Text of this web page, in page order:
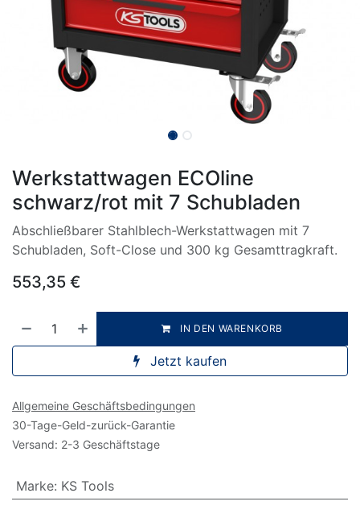
Werkstattwagen ECOline
schwarz/rot mit 7 Schubladen
Abschließbarer Stahlblech-Werkstattwagen mit 7
Schubladen, Soft-Close und 300 kg Gesamttragkraft.
553,35 €
IN DEN WARENKORB
Jetzt kaufen
Allgemeine Geschäftsbedingungen
30-Tage-Geld-zurück-Garantie
Versand: 2-3 Geschäftstage
Marke: KS Tools